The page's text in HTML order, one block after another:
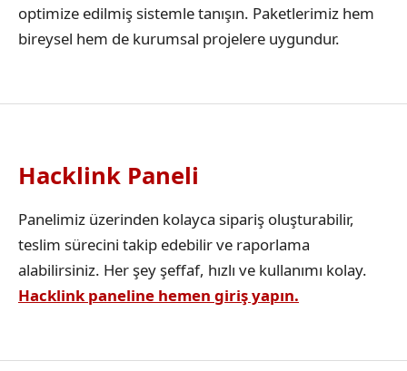
optimize edilmiş sistemle tanışın. Paketlerimiz hem
bireysel hem de kurumsal projelere uygundur.
Hacklink Paneli
Panelimiz üzerinden kolayca sipariş oluşturabilir,
teslim sürecini takip edebilir ve raporlama
alabilirsiniz. Her şey şeffaf, hızlı ve kullanımı kolay.
Hacklink paneline hemen giriş yapın.